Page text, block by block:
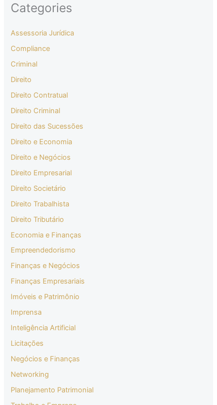
Categories
Assessoria Jurídica
Compliance
Criminal
Direito
Direito Contratual
Direito Criminal
Direito das Sucessões
Direito e Economia
Direito e Negócios
Direito Empresarial
Direito Societário
Direito Trabalhista
Direito Tributário
Economia e Finanças
Empreendedorismo
Finanças e Negócios
Finanças Empresariais
Imóveis e Patrimônio
Imprensa
Inteligência Artificial
Licitações
Negócios e Finanças
Networking
Planejamento Patrimonial